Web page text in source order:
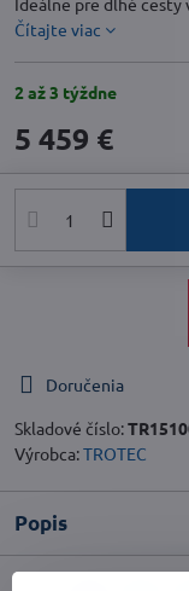
Čítajte viac
2 až 3 týždne
5 459 €
Doručenia
Skladové číslo:
Výrobca:TROTEC
Popis